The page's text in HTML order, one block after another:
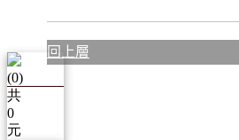
回上層
(0)
共
0
元